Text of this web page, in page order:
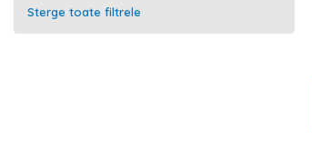
Sterge toate filtrele